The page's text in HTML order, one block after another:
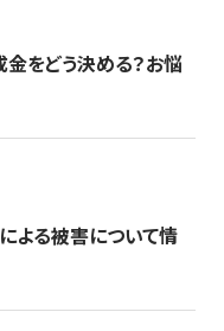
をどう決める？お悩
よる被害について情